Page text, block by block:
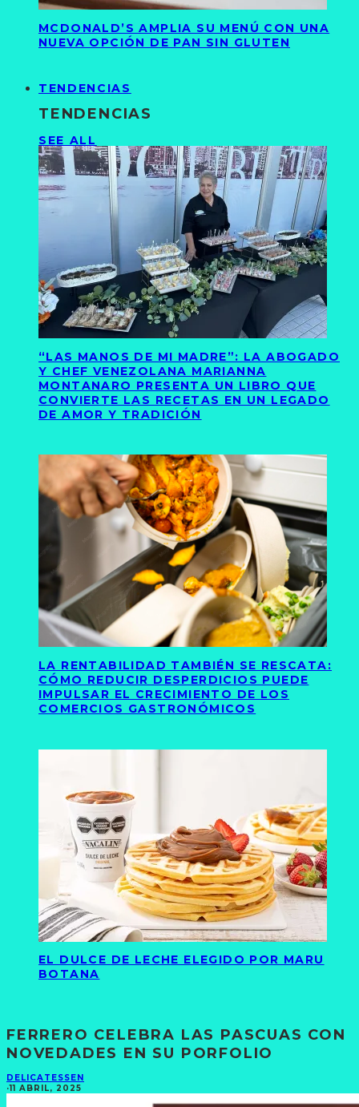
MCDONALD’S AMPLIA SU MENÚ CON UNA
NUEVA OPCIÓN DE PAN SIN GLUTEN
TENDENCIAS
TENDENCIAS
SEE ALL
“LAS MANOS DE MI MADRE”: LA ABOGADO
Y CHEF VENEZOLANA MARIANNA
MONTANARO PRESENTA UN LIBRO QUE
CONVIERTE LAS RECETAS EN UN LEGADO
DE AMOR Y TRADICIÓN
LA RENTABILIDAD TAMBIÉN SE RESCATA:
CÓMO REDUCIR DESPERDICIOS PUEDE
IMPULSAR EL CRECIMIENTO DE LOS
COMERCIOS GASTRONÓMICOS
EL DULCE DE LECHE ELEGIDO POR MARU
BOTANA
FERRERO CELEBRA LAS PASCUAS CON
NOVEDADES EN SU PORFOLIO
DELICATESSEN
·11 ABRIL, 2025